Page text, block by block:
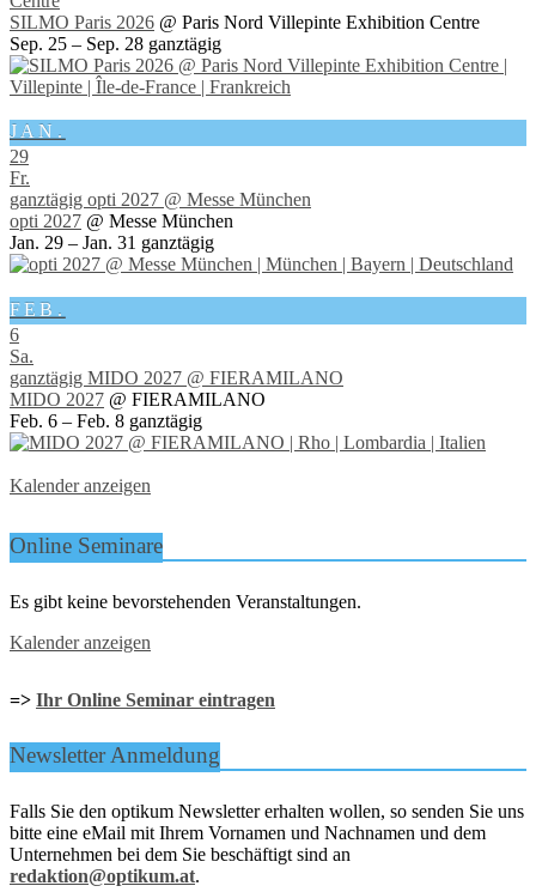
SILMO Paris 2026 @ Paris Nord Villepinte Exhibition Centre
Sep. 25 – Sep. 28 ganztägig
JAN.
29
Fr.
ganztägig opti 2027 @ Messe München
opti 2027 @ Messe München
Jan. 29 – Jan. 31 ganztägig
FEB.
6
Sa.
ganztägig MIDO 2027 @ FIERAMILANO
MIDO 2027 @ FIERAMILANO
Feb. 6 – Feb. 8 ganztägig
Kalender anzeigen
Online Seminare
Es gibt keine bevorstehenden Veranstaltungen.
Kalender anzeigen
=> Ihr Online Seminar eintragen
Newsletter Anmeldung
Falls Sie den optikum Newsletter erhalten wollen, so senden Sie uns
bitte eine eMail mit Ihrem Vornamen und Nachnamen und dem
Unternehmen bei dem Sie beschäftigt sind an
redaktion@optikum.at.